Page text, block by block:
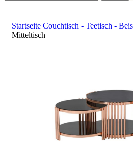
Startseite Couchtisch - Teetisch -
Mitteltisch